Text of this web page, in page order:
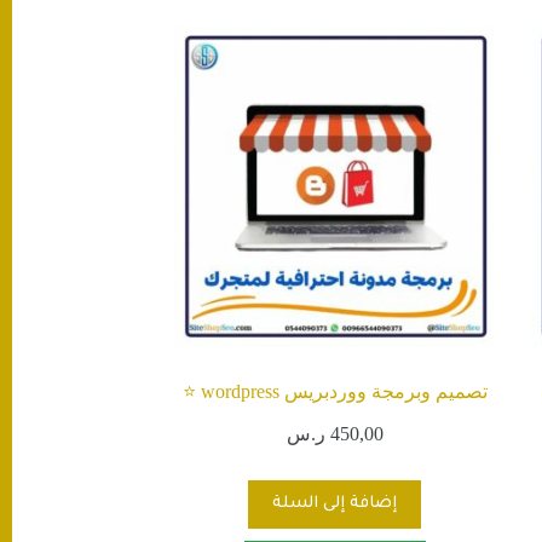
تصميم وبرمجة ووردبريس wordpress ⭐️
450,00 ر.س
إضافة إلى السلة